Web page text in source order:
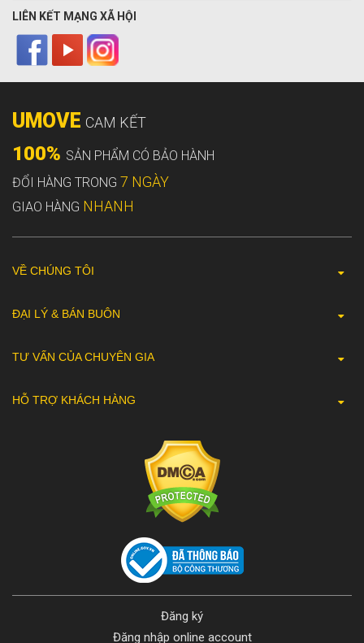
LIÊN KẾT MẠNG XÃ HỘI
UMOVE CAM KẾT
100% SẢN PHẨM CÓ BẢO HÀNH
ĐỔI HÀNG TRONG 7 NGÀY
GIAO HÀNG NHANH
VỀ CHÚNG TÔI
ĐẠI LÝ & BÁN BUÔN
TƯ VẤN CỦA CHUYÊN GIA
HỖ TRỢ KHÁCH HÀNG
Đăng ký
Đăng nhập online account